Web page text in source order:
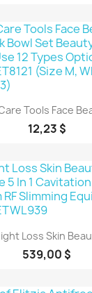
Tools Face
12,23 $
Loss Skin
539,00 $